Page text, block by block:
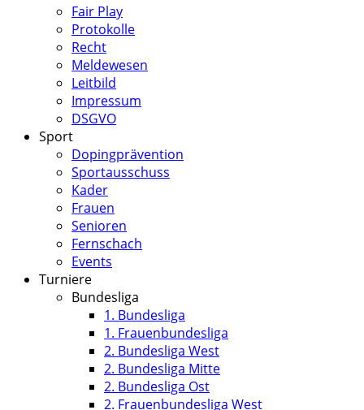
Fair Play
Protokolle
Recht
Meldewesen
Leitbild
Impressum
DSGVO
Sport
Dopingprävention
Sportausschuss
Kader
Frauen
Senioren
Fernschach
Events
Turniere
Bundesliga
1. Bundesliga
1. Frauenbundesliga
2. Bundesliga West
2. Bundesliga Mitte
2. Bundesliga Ost
2. Frauenbundesliga West